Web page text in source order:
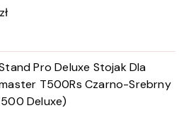
zł
Pro Deluxe Stojak Dla
T500Rs Czarno-Srebrny
Deluxe)